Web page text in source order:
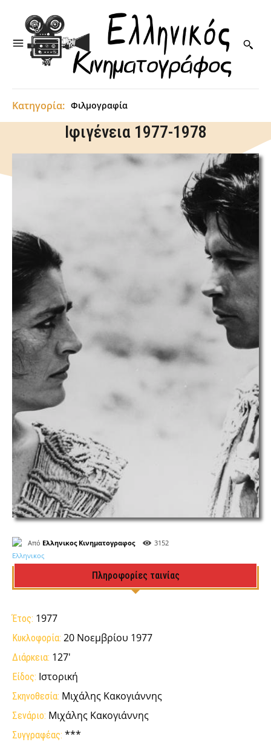
Κατηγορία: Φιλμογραφία
Ιφιγένεια 1977-1978
Από Ελληνικος Κινηματογραφος 3152
Πληροφορίες ταινίας
Έτος: 1977
Κυκλοφορία: 20 Νοεμβρίου 1977
Διάρκεια: 127'
Είδος: Ιστορική
Σκηνοθεσία: Μιχάλης Κακογιάννης
Σενάριο: Μιχάλης Κακογιάννης
Συγγραφέας: ***